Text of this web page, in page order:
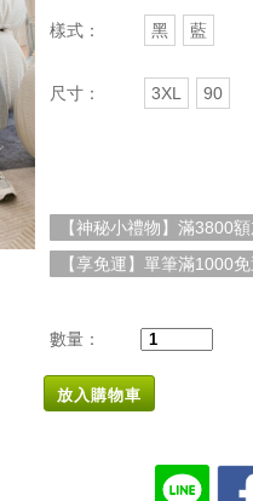
樣式： 黑 藍
尺寸： 3XL 90
【神秘小禮物】滿3800
【享免運】單筆滿1000
數量：
放入購物車